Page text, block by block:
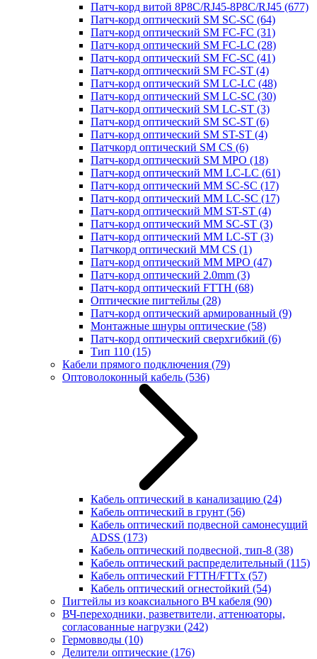
Патч-корд витой 8P8C/RJ45-8P8C/RJ45 (677)
Патч-корд оптический SM SC-SC (64)
Патч-корд оптический SM FC-FC (31)
Патч-корд оптический SM FC-LC (28)
Патч-корд оптический SM FC-SC (41)
Патч-корд оптический SM FC-ST (4)
Патч-корд оптический SM LC-LC (48)
Патч-корд оптический SM LC-SC (30)
Патч-корд оптический SM LC-ST (3)
Патч-корд оптический SM SC-ST (6)
Патч-корд оптический SM ST-ST (4)
Патчкорд оптический SM CS (6)
Патч-корд оптический SM MPO (18)
Патч-корд оптический MM LC-LC (61)
Патч-корд оптический MM SC-SC (17)
Патч-корд оптический MM LC-SC (17)
Патч-корд оптический MM ST-ST (4)
Патч-корд оптический MM SC-ST (3)
Патч-корд оптический MM LC-ST (3)
Патчкорд оптический MM CS (1)
Патч-корд оптический MM MPO (47)
Патч-корд оптический 2.0mm (3)
Патч-корд оптический FTTH (68)
Оптические пигтейлы (28)
Патч-корд оптический армированный (9)
Монтажные шнуры оптические (58)
Патч-корд оптический сверхгибкий (6)
Тип 110 (15)
Кабели прямого подключения (79)
Оптоволоконный кабель (536)
Кабель оптический в канализацию (24)
Кабель оптический в грунт (56)
Кабель оптический подвесной самонесущий
ADSS (173)
Кабель оптический подвесной, тип-8 (38)
Кабель оптический распределительный (115)
Кабель оптический FTTH/FTTx (57)
Кабель оптический огнестойкий (54)
Пигтейлы из коаксиального ВЧ кабеля (90)
ВЧ-переходники, разветвители, аттенюаторы,
согласованные нагрузки (242)
Гермовводы (10)
Делители оптические (176)